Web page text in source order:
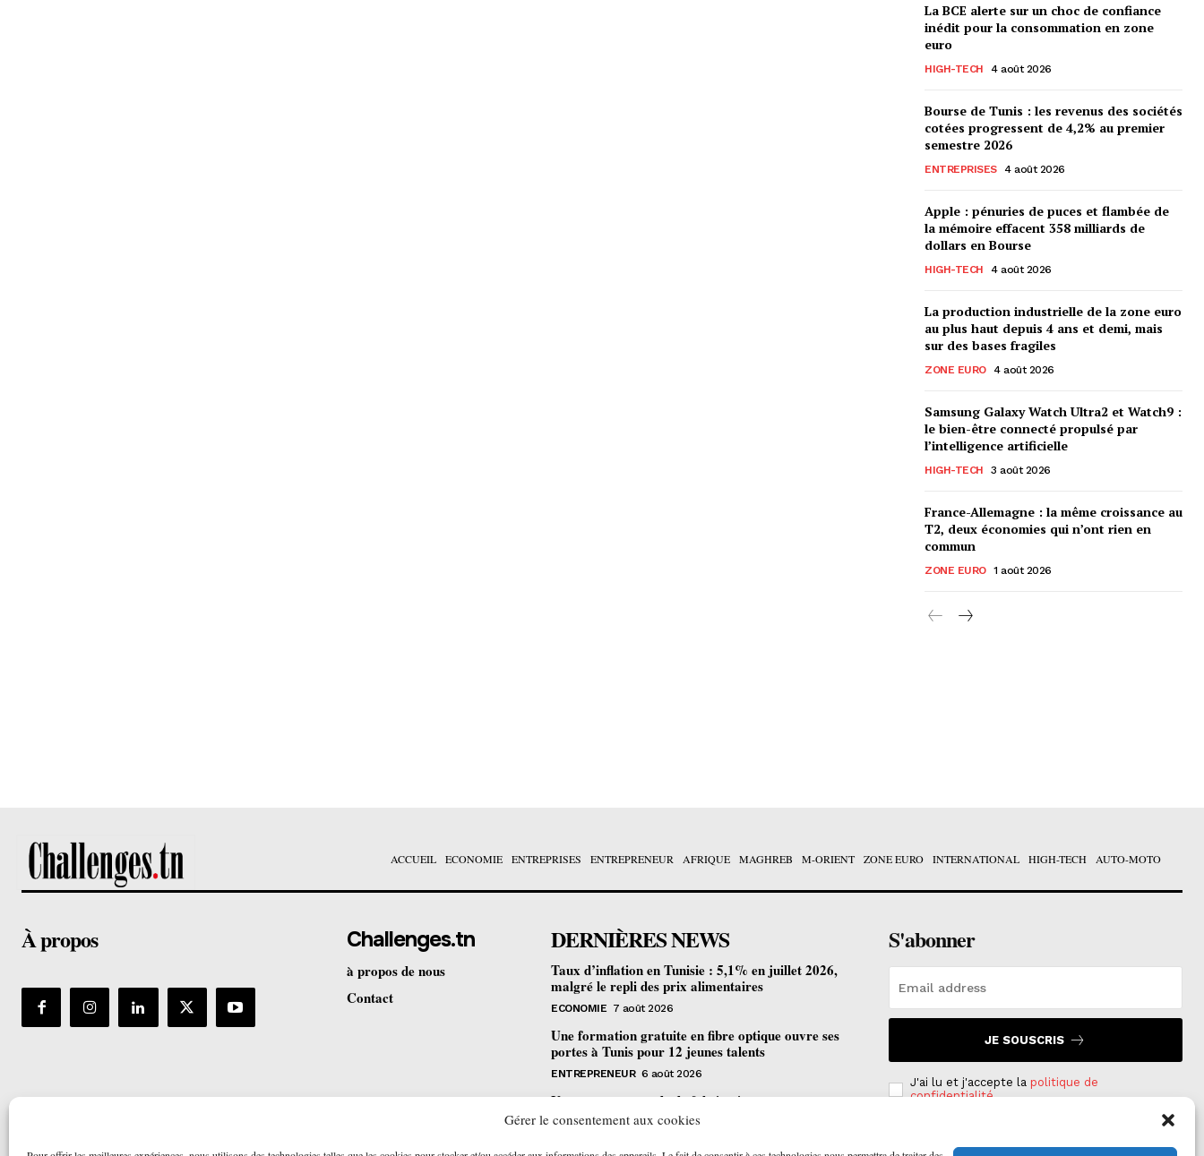
Gérer le consentement aux cookies
La BCE alerte sur un choc de confiance
inédit pour la consommation en zone
euro
HIGH-TECH 4 août 2026
Bourse de Tunis : les revenus des sociétés
cotées progressent de 4,2% au premier
semestre 2026
ENTREPRISES 4 août 2026
Apple : pénuries de puces et flambée de
la mémoire effacent 358 milliards de
dollars en Bourse
HIGH-TECH 4 août 2026
La production industrielle de la zone euro
au plus haut depuis 4 ans et demi, mais
sur des bases fragiles
ZONE EURO 4 août 2026
Samsung Galaxy Watch Ultra2 et Watch9 :
le bien-être connecté propulsé par
l’intelligence artificielle
HIGH-TECH 3 août 2026
France-Allemagne : la même croissance au
T2, deux économies qui n’ont rien en
commun
ZONE EURO 1 août 2026
ACCUEIL ECONOMIE ENTREPRISES ENTREPRENEUR AFRIQUE MAGHREB M-ORIENT ZONE EURO INTERNATIONAL HIGH-TECH AUTO-MOTO
À propos Challenges.tn
à propos de nous
Contact
DERNIÈRES NEWS
Taux d’inflation en Tunisie : 5,1% en juillet 2026,
malgré le repli des prix alimentaires
ECONOMIE 7 août 2026
Une formation gratuite en fibre optique ouvre ses
portes à Tunis pour 12 jeunes talents
ENTREPRENEUR 6 août 2026
Un nouveau procédé de fabrication
pharmaceutique en flux continu : quelles
S'abonner
JE SOUSCRIS
J'ai lu et j'accepte la politique de
confidentialité.